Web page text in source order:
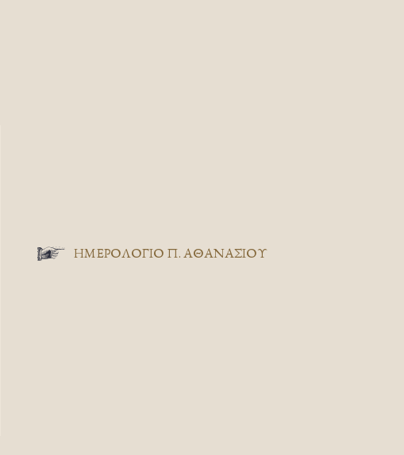
ΗΜΕΡΟΛΟΓΙΟ Π. ΑΘΑΝΑΣΙΟΥ